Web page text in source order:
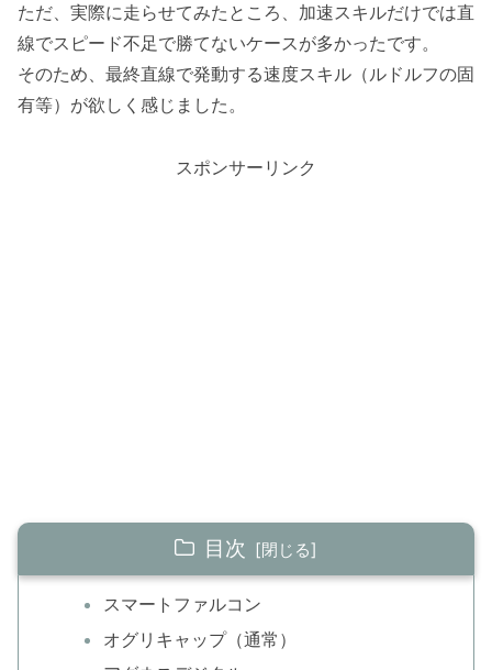
ただ、実際に走らせてみたところ、加速スキルだけでは直
線でスピード不足で勝てないケースが多かったです。
そのため、最終直線で発動する速度スキル（ルドルフの固
有等）が欲しく感じました。
スポンサーリンク
目次
スマートファルコン
オグリキャップ（通常）